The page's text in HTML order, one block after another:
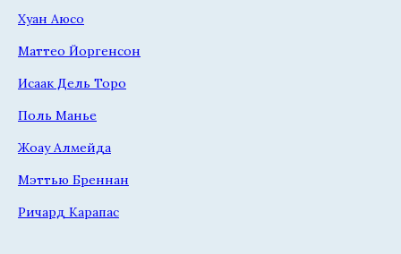
Хуан Аюсо
Маттео Йоргенсон
Исаак Дель Торо
Поль Манье
Жоау Алмейда
Мэттью Бреннан
Ричард Карапас